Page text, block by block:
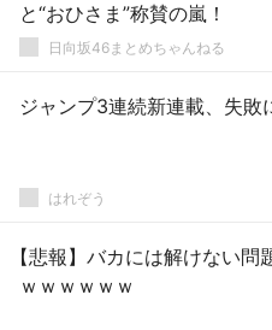
と“おひさま”称賛の嵐！
日向坂46まとめちゃんねる
ジャンプ3連続新連載、失敗
はれぞう
【悲報】バカには解けない問
ｗｗｗｗｗｗ